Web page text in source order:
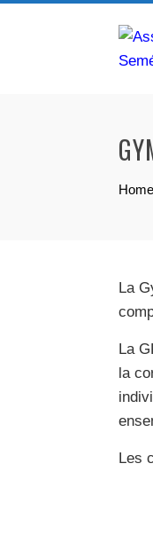
Home
La
La
la
Les